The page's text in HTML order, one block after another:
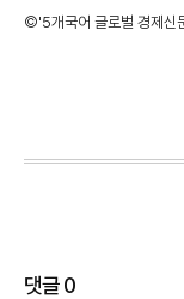
©'5개국어 글로벌 경제신
댓글0